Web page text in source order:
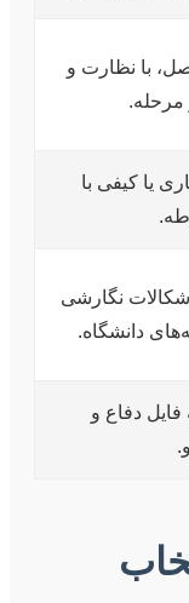
با نظارت و
مرحله.
یا کیفی با
نگارشی
دانشگاه.
فایل دفاع و